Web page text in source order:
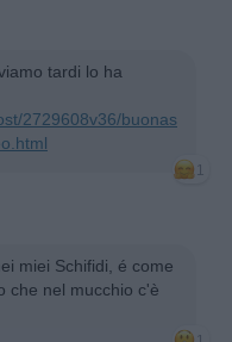
tardi lo ha
2729608v36/buonas
1
miei Schifidi, é come
che nel mucchio c'è